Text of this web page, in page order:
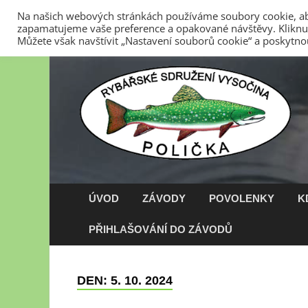
6. 8. 2026 Stanovy RS Vysočina z.s. Kontakty
ÚVOD ZÁVODY POVOLENKY
PŘIHLAŠOVÁNÍ DO ZÁVODŮ
DEN: 5. 10. 2024
Na našich webových stránkách používáme soubory cookie,
zapamatujeme vaše preference a opakované návštěvy.
Můžete však navštívit „Nastavení souborů cookie“ a